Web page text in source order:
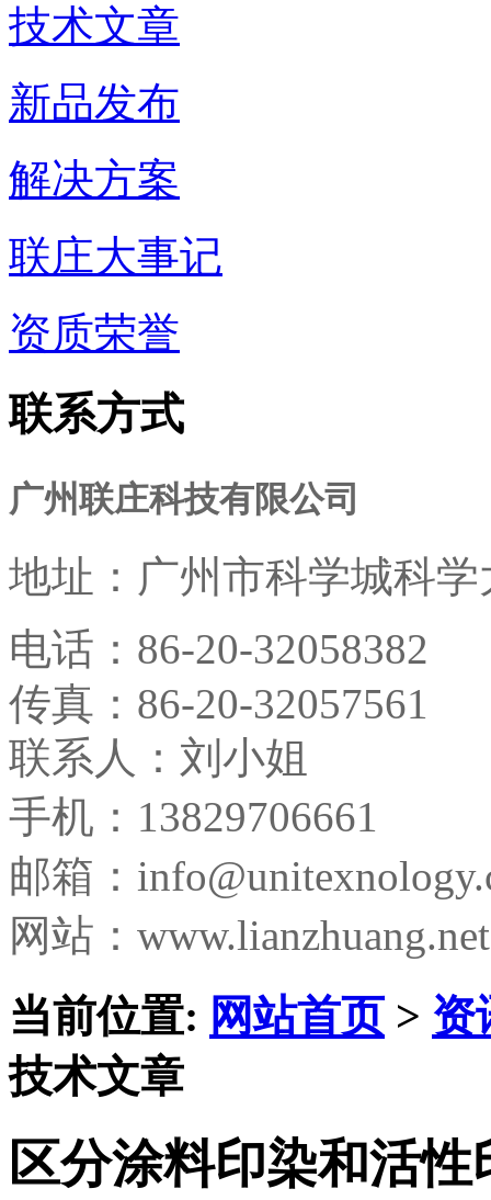
技术文章
新品发布
解决方案
联庄大事记
资质荣誉
联系方式
广州联庄科技有限公司
地址： 广州市科学城科
电话： 86-20-32058382
传真： 86-20-32057561
联系人：刘小姐
手机：13829706661
邮箱：
网站：www.lianzhuang.net
当前位置: 网站首页> 资
技术文章
区分涂料印染和活